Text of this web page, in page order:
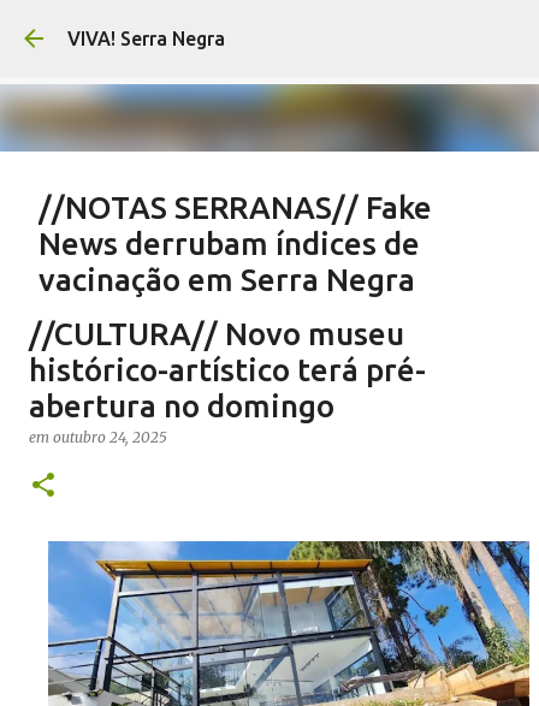
Pular para o conteúdo principal
VIVA! Serra Negra
//NOTAS SERRANAS// Fake
News derrubam índices de
vacinação em Serra Negra
SALETE SILVA SAÚDE SERRA NEGRA VACINAÇÃO SERRA NEGRA
VIVA! SERRA NEGRA NO AR
0
//CULTURA// Novo museu
histórico-artístico terá pré-
abertura no domingo
em outubro 24, 2025